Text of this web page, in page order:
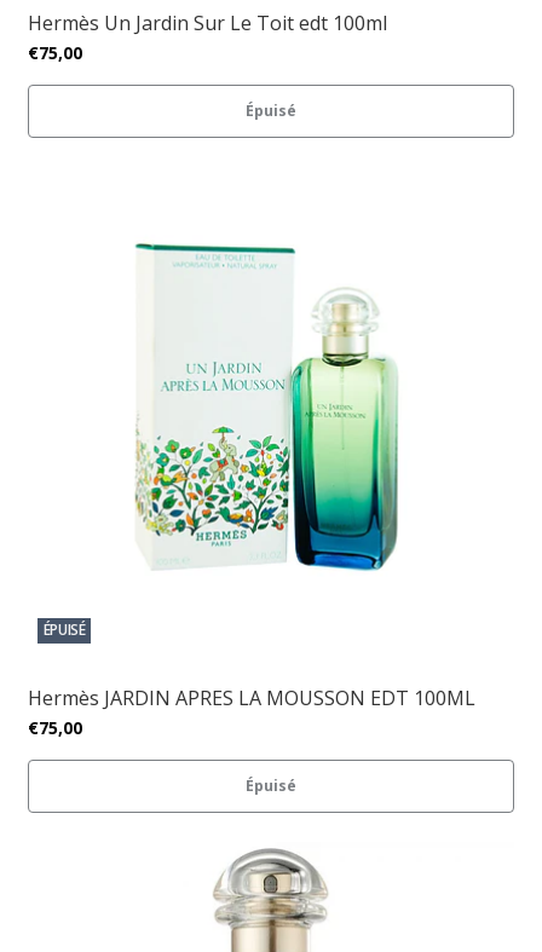
Hermès Un Jardin Sur Le Toit edt 100ml
€75,00
Épuisé
ÉPUISÉ
Hermès JARDIN APRES LA MOUSSON EDT 100ML
€75,00
Épuisé